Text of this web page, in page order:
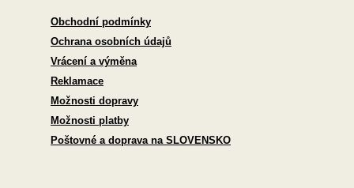
Obchodní podmínky
Ochrana osobních údajů
Vrácení a výměna
Reklamace
Možnosti dopravy
Možnosti platby
Poštovné a doprava na SLOVENSKO